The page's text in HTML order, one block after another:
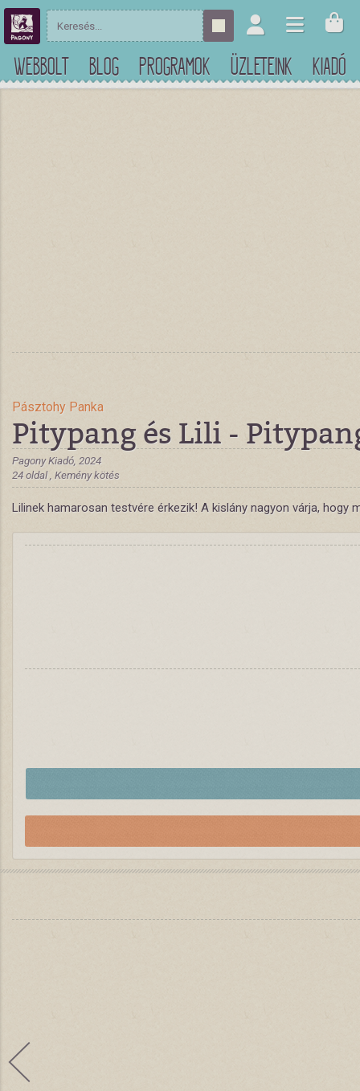
WEBBOLT BLOG PROGRAMOK ÜZLETEINK KIADÓ
Pásztohy Panka
Pitypang és Lili -
Pagony Kiadó, 2024
24 oldal , Kemény kötés
Lilinek hamarosan testvére érkezik! A kislány nagyon várja, hogy